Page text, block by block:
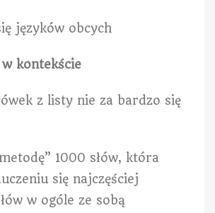
w kontekście
z listy nie za bardzo się
1000 słów, która
się najczęściej
w ogóle ze sobą